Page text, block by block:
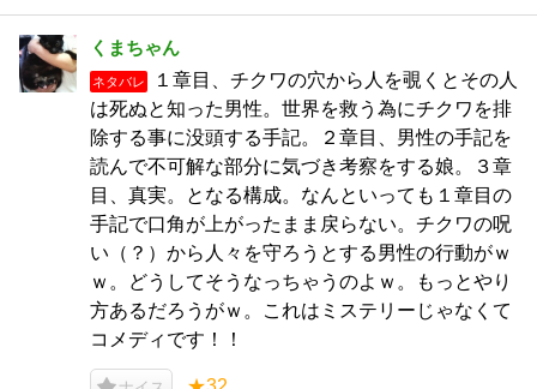
くまちゃん
ネタバレ
１章目、チクワの穴から人を覗くとその人
は死ぬと知った男性。世界を救う為にチクワを排
除する事に没頭する手記。２章目、男性の手記を
読んで不可解な部分に気づき考察をする娘。３章
目、真実。となる構成。なんといっても１章目の
手記で口角が上がったまま戻らない。チクワの呪
い（？）から人々を守ろうとする男性の行動がｗ
ｗ。どうしてそうなっちゃうのよｗ。もっとやり
方あるだろうがｗ。これはミステリーじゃなくて
コメディです！！